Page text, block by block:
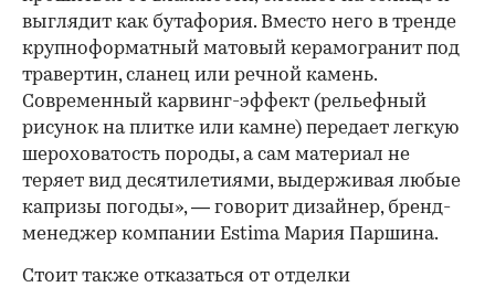
00:00 / 00:00
выглядит как бутафория. Вместо него в тренде
крупноформатный матовый керамогранит под
травертин, сланец или речной камень.
Современный карвинг-эффект (рельефный
рисунок на плитке или камне) передает легкую
шероховатость породы, а сам материал не
теряет вид десятилетиями, выдерживая любые
капризы погоды», — говорит дизайнер, бренд-
менеджер компании Estima Мария Паршина.
Стоит также отказаться от отделки